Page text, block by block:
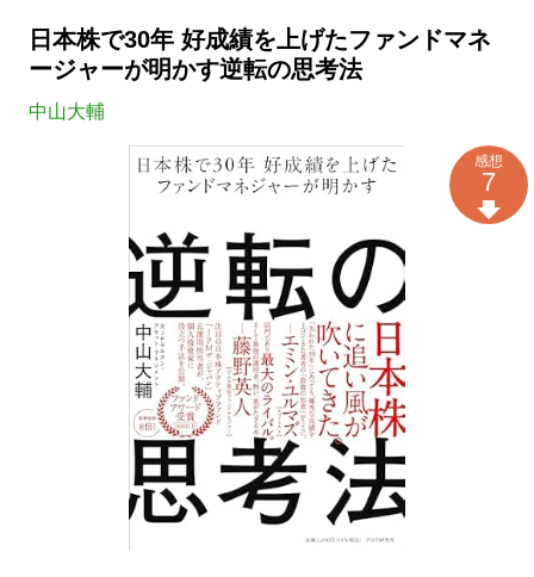
日本株で30年 好成績を上げたファンドマネ
ージャーが明かす逆転の思考法
中山大輔
感想
7